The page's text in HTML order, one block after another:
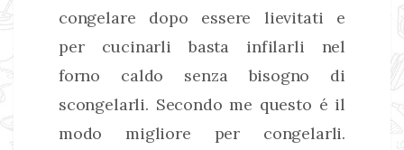
congelare dopo essere lievitati e
per cucinarli basta infilarli nel
forno caldo senza bisogno di
scongelarli. Secondo me questo é il
modo migliore per congelarli.